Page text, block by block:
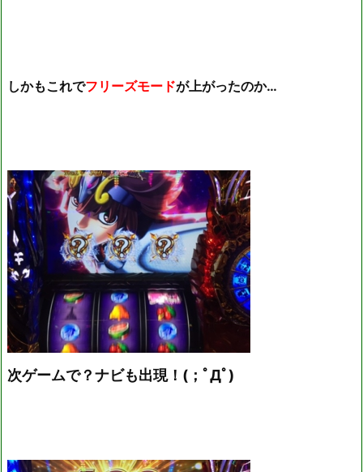
しかもこれでフリーズモードが上がったのか…
次ゲームで？ナビも出現！(；ﾟДﾟ)